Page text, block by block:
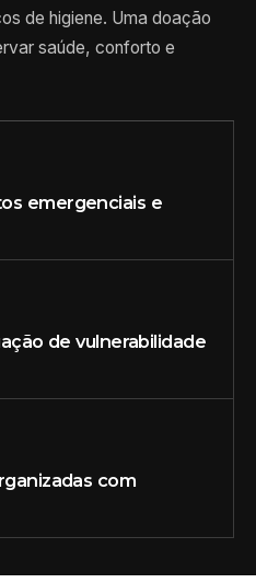
de higiene. Uma doação
saúde, conforto e
emergenciais e
de vulnerabilidade
com